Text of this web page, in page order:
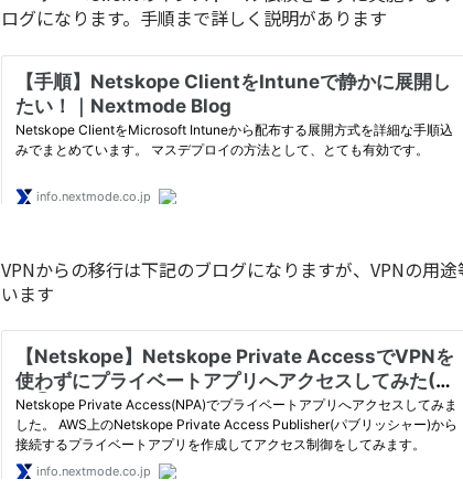
ログになります。手順まで詳しく説明があります
VPNからの移行は下記のブログになりますが、VPNの用
います